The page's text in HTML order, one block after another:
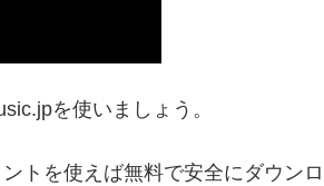
を使いましょう。
トを使えば無料で安全にダウンロ